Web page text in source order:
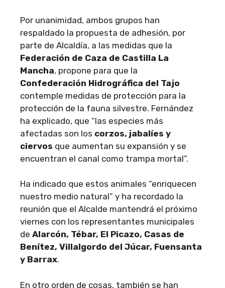
Por unanimidad, ambos grupos han
respaldado la propuesta de adhesión, por
parte de Alcaldía, a las medidas que la
Federación de Caza de Castilla La
Mancha, propone para que la
Confederación Hidrográfica del Tajo
contemple medidas de protección para la
protección de la fauna silvestre. Fernández
ha explicado, que “las especies más
afectadas son los corzos, jabalíes y
ciervos que aumentan su expansión y se
encuentran el canal como trampa mortal”.
Ha indicado que estos animales “enriquecen
nuestro medio natural” y ha recordado la
reunión que el Alcalde mantendrá el próximo
viernes con los representantes municipales
de Alarcón, Tébar, El Picazo, Casas de
Benítez, Villalgordo del Júcar, Fuensanta
y Barrax.
En otro orden de cosas, también se han